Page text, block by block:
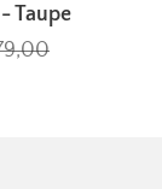
Taupe
prijs